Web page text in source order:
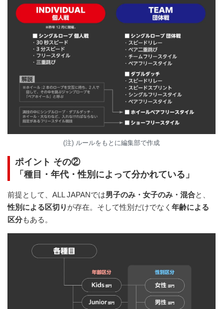
(注) ルールをもとに編集部で作成
ポイント その②
「種目・年代・性別によって分かれている」
前提として、ALL JAPANでは男子のみ・女子のみ・混合と、
性別による区切り が存在。そして性別だけでなく 年齢による
区分もある。